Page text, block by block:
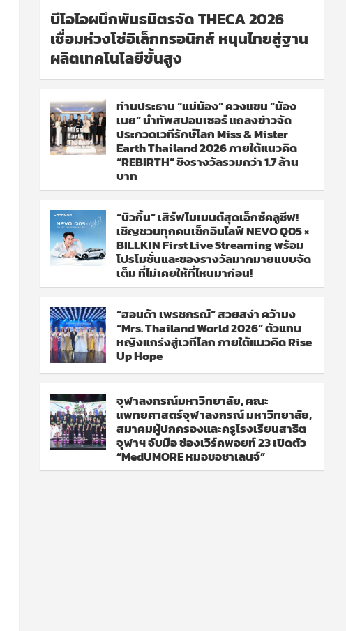
บีโอไอผนึกพันธมิตรจัด THECA 2026
เชื่อมห่วงโซ่อิเล็กทรอนิกส์ หนุนไทยสู่ฐาน
ผลิตเทคโนโลยีขั้นสูง
ท่านประธาน “แม่น้อง” ควงแขน “น้อง
เนย” นำทัพสปอนเซอร์ แถลงข่าวจัด
ประกวดเวทีรักษ์โลก Miss & Mister
Earth Thailand 2026 ภายใต้แนวคิด
“REBIRTH” ชิงรางวัลรวมกว่า 1.7 ล้าน
บาท
“บิวกิ้น” เสิร์ฟโมเมนต์สุดเอ็กซ์คลูซีฟ!
เชิญชวนทุกคนเช็กอินไลฟ์ NEVO Q05 ×
BILLKIN First Live Streaming พร้อม
โปรโมชั่นและของรางวัลมากมายแบบจัด
เต็ม ที่ไม่เคยให้ที่ไหนมาก่อน!
“ฮอนด้า เพรชภรณ์” สวยสง่า คว้ามง
“Mrs. Thailand World 2026” ตัวแทน
หญิงแกร่งสู่เวทีโลก ภายใต้แนวคิด Rise
Up Hope
จุฬาลงกรณ์มหาวิทยาลัย, คณะ
แพทยศาสตร์จุฬาลงกรณ์ มหาวิทยาลัย,
สมาคมผู้ปกครองและครูโรงเรียนสาธิต
จุฬาฯ จับมือ ช่องเวิร์คพอยท์ 23 เปิดตัว
“MedUMORE หมอขอชาเลนจ์”